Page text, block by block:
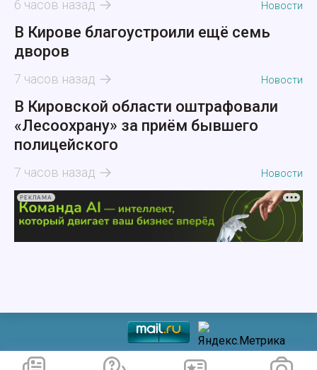
6 часов назад Новости
В Кирове благоустроили ещё семь
дворов
7 часов назад Новости
В Кировской области оштрафовали
«Лесоохрану» за приём бывшего
полицейского
7 часов назад Новости
РЕКЛАМА